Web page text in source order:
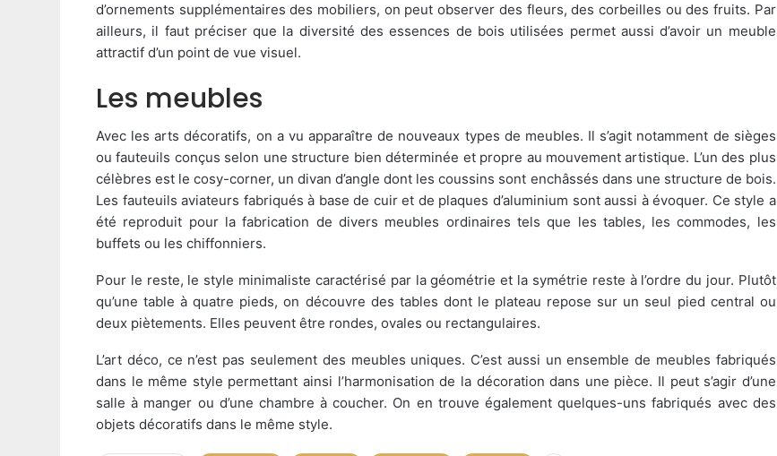
d’ornements supplémentaires des mobiliers, on peut observer des fleurs, des corbeilles ou des fruits. Par
ailleurs, il faut préciser que la diversité des essences de bois utilisées permet aussi d’avoir un meuble
attractif d’un point de vue visuel.
Les meubles
Avec les arts décoratifs, on a vu apparaître de nouveaux types de meubles. Il s’agit notamment de sièges
ou fauteuils conçus selon une structure bien déterminée et propre au mouvement artistique. L’un des plus
célèbres est le cosy-corner, un divan d’angle dont les coussins sont enchâssés dans une structure de bois.
Les fauteuils aviateurs fabriqués à base de cuir et de plaques d’aluminium sont aussi à évoquer. Ce style a
été reproduit pour la fabrication de divers meubles ordinaires tels que les tables, les commodes, les
buffets ou les chiffonniers.
Pour le reste, le style minimaliste caractérisé par la géométrie et la symétrie reste à l’ordre du jour. Plutôt
qu’une table à quatre pieds, on découvre des tables dont le plateau repose sur un seul pied central ou
deux piètements. Elles peuvent être rondes, ovales ou rectangulaires.
L’art déco, ce n’est pas seulement des meubles uniques. C’est aussi un ensemble de meubles fabriqués
dans le même style permettant ainsi l’harmonisation de la décoration dans une pièce. Il peut s’agir d’une
salle à manger ou d’une chambre à coucher. On en trouve également quelques-uns fabriqués avec des
objets décoratifs dans le même style.